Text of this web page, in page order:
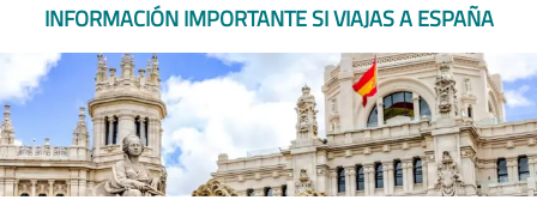
INFORMACIÓN IMPORTANTE SI VIAJAS A ESPAÑA